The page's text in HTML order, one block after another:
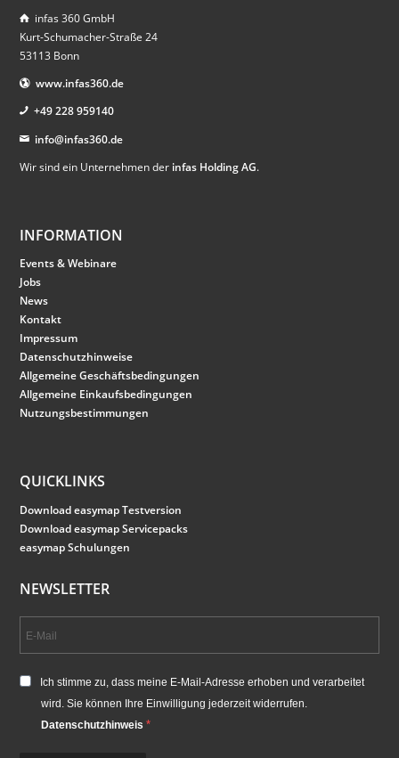
infas 360 GmbH
Kurt-Schumacher-Straße 24
53113 Bonn
www.infas360.de
+49 228 959140
info@infas360.de
Wir sind ein Unternehmen der infas Holding AG.
INFORMATION
Events & Webinare
Jobs
News
Kontakt
Impressum
Datenschutzhinweise
Allgemeine Geschäftsbedingungen
Allgemeine Einkaufsbedingungen
Nutzungsbestimmungen
QUICKLINKS
Download easymap Testversion
Download easymap Servicepacks
easymap Schulungen
NEWSLETTER
Ich stimme zu, dass meine E-Mail-Adresse erhoben und verarbeitet
wird. Sie können Ihre Einwilligung jederzeit widerrufen.
Datenschutzhinweis